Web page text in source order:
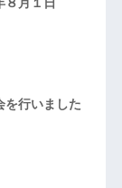
８月１日
を行いました